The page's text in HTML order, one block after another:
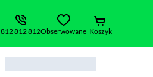
812 812 812Obserwowane Koszyk